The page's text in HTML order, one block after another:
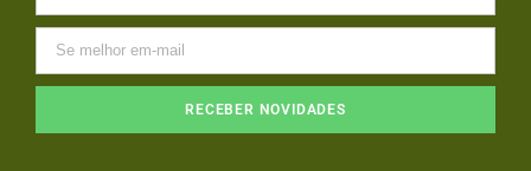
RECEBER NOVIDADES